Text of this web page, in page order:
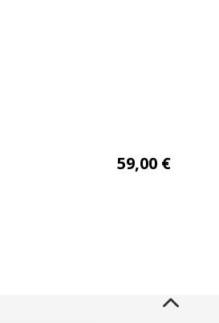
59,00 €